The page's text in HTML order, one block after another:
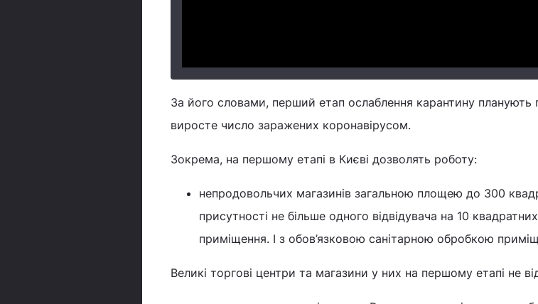
За його словами, перший етап ослаблення карантину планують
виросте число заражених коронавірусом.
Зокрема, на першому етапі в Києві дозволять роботу:
непродовольчих магазинів загальною площею до 300
присутності не більше одного відвідувача на 10
приміщення. І з обов’язковою санітарною обробкою
Великі торгові центри та магазини у них на першому етапі не